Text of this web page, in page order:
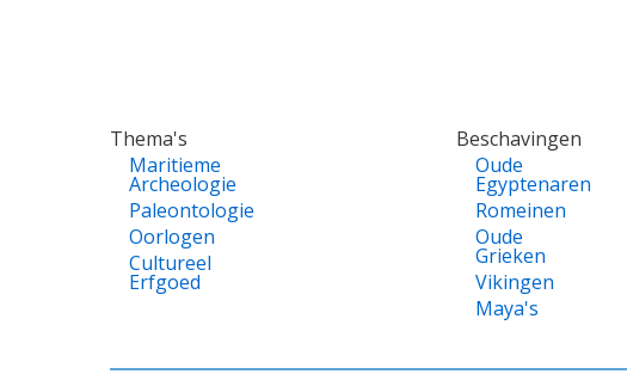
Thema's
Maritieme
Archeologie
Paleontologie
Oorlogen
Cultureel
Erfgoed
Beschavingen
Oude
Egyptenaren
Romeinen
Oude
Grieken
Vikingen
Maya's